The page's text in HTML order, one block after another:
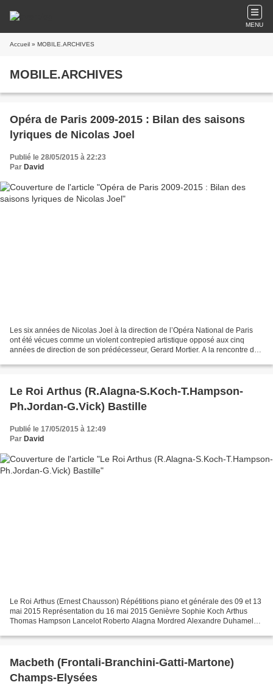
MENU
Accueil » MOBILE.ARCHIVES
MOBILE.ARCHIVES
Opéra de Paris 2009-2015 : Bilan des saisons
lyriques de Nicolas Joel
Publié le 28/05/2015 à 22:23
Par David
Les six années de Nicolas Joel à la direction de l’Opéra National de Paris
ont été vécues comme un violent contrepied artistique opposé aux cinq
années de direction de son prédécesseur, Gerard Mortier. A la rencontre du
Le Roi Arthus (R.Alagna-S.Koch-T.Hampson-
Ph.Jordan-G.Vick) Bastille
Publié le 17/05/2015 à 12:49
Par David
Le Roi Arthus (Ernest Chausson) Répétitions piano et générale des 09 et 13
mai 2015 Représentation du 16 mai 2015 Genièvre Sophie Koch Arthus
Thomas Hampson Lancelot Roberto Alagna Mordred Alexandre Duhamel
Macbeth (Frontali-Branchini-Gatti-Martone)
Champs-Elysées